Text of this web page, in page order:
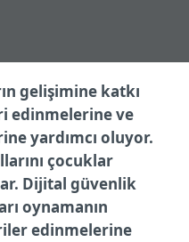
gelişimine katkı
edinmelerine ve
yardımcı oluyor.
çocuklar
Dijital güvenlik
oynamanın
edinmelerine